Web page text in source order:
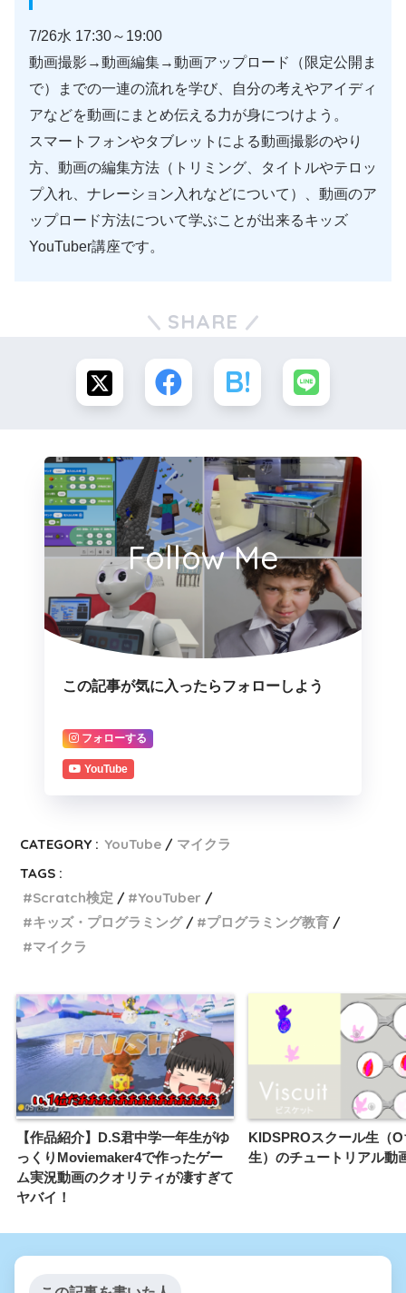
7/26水 17:30～19:00
動画撮影→動画編集→動画アップロード（限定公開ま
で）までの一連の流れを学び、自分の考えやアイディ
アなどを動画にまとめ伝える力が身につけよう。
スマートフォンやタブレットによる動画撮影のやり
方、動画の編集方法（トリミング、タイトルやテロッ
プ入れ、ナレーション入れなどについて）、動画のア
ップロード方法について学ぶことが出来るキッズ
YouTuber講座です。
SHARE
Follow Me
この記事が気に入ったらフォローしよう
フォローする
YouTube
CATEGORY : YouTube
マイクラ
TAGS :
Scratch検定
YouTuber
キッズ・プログラミング
プログラミング教育
マイクラ
【作品紹介】D.S君中学一年生がゆ
っくりMoviemaker4で作ったゲー
ム実況動画のクオリティが凄すぎて
ヤバイ！
KIDSPROスクール生（
生）のチュートリアル動